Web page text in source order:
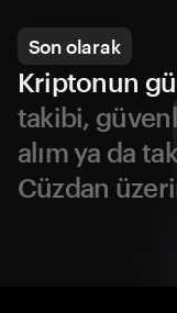
Son olarak
Kriptonun
takibi,
alım ya da
Cüzdan